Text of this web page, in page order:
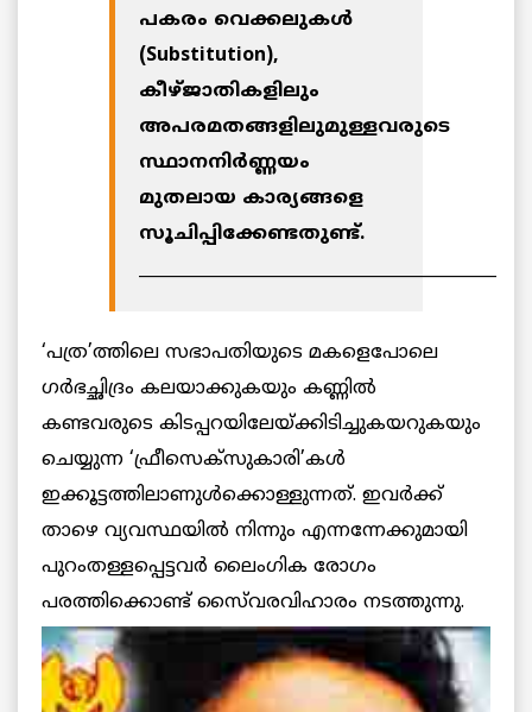
പകരം വെക്കലുകള്‍
(Substitution),
കീഴ്ജാതികളിലും
അപരമതങ്ങളിലുമുള്ളവരുടെ
സ്ഥാനനിര്‍ണ്ണയം
മുതലായ കാര്യങ്ങളെ
സൂചിപ്പിക്കേണ്ടതുണ്ട്.
___________________________________________
‘പത്ര’ത്തിലെ സഭാപതിയുടെ മകളെപോലെ
ഗര്‍ഭച്ഛിദ്രം കലയാക്കുകയും കണ്ണില്‍
കണ്ടവരുടെ കിടപ്പറയിലേയ്ക്കിടിച്ചുകയറുകയും
ചെയ്യുന്ന ‘ഫ്രീസെക്‌സുകാരി’കള്‍
ഇക്കൂട്ടത്തിലാണുള്‍ക്കൊള്ളുന്നത്. ഇവര്‍ക്ക്
താഴെ വ്യവസ്ഥയില്‍ നിന്നും എന്നന്നേക്കുമായി
പുറംതള്ളപ്പെട്ടവര്‍ ലൈംഗിക രോഗം
പരത്തിക്കൊണ്ട് സൈ്വരവിഹാരം നടത്തുന്നു.